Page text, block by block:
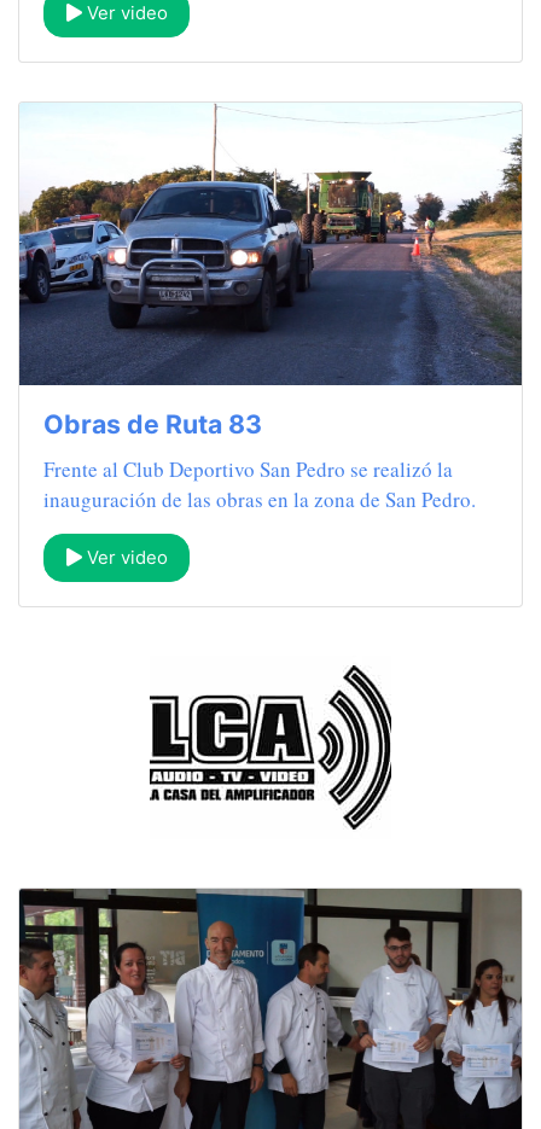
Ver video
Obras de Ruta 83
Frente al Club Deportivo San Pedro se realizó la
inauguración de las obras en la zona de San Pedro.
Ver video